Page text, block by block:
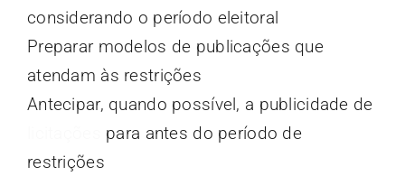
considerando o período eleitoral
Preparar modelos de publicações que
atendam às restrições
Antecipar, quando possível, a publicidade de
para antes do período de
restrições